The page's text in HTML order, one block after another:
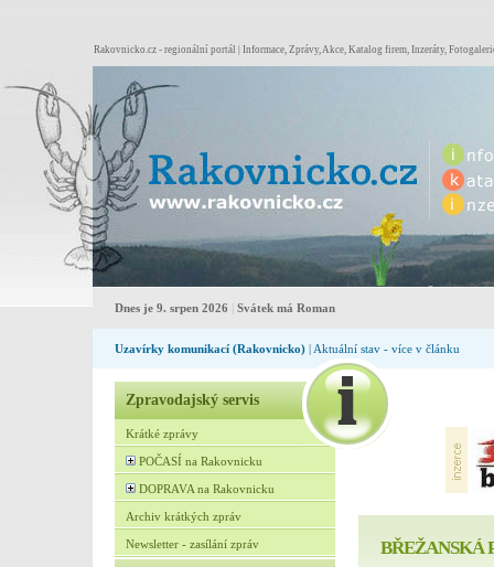
Rakovnicko.cz - regionální portál | Informace, Zprávy, Akce, Katalog firem, Inzeráty,
Dnes je 9. srpen 2026 Svátek má Roman
Uzavírky komunikací (Rakovnicko) | Aktuální stav - více v článku
Zpravodajský servis
Krátké zprávy
POČASÍ na Rakovnicku
DOPRAVA na Rakovnicku
Archiv krátkých zpráv
Newsletter - zasílání zpráv BŘEŽANSKÁ